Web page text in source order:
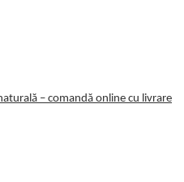
– comandă online cu livrare